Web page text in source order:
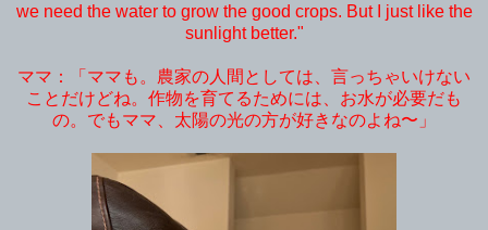
we need the water to grow the good crops. But I just like the
sunlight better."
ママ：「ママも。農家の人間としては、言っちゃいけない
ことだけどね。作物を育てるためには、お水が必要だも
の。でもママ、太陽の光の方が好きなのよね〜」